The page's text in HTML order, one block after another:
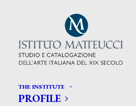
THE INSTITUTE
PROFILE